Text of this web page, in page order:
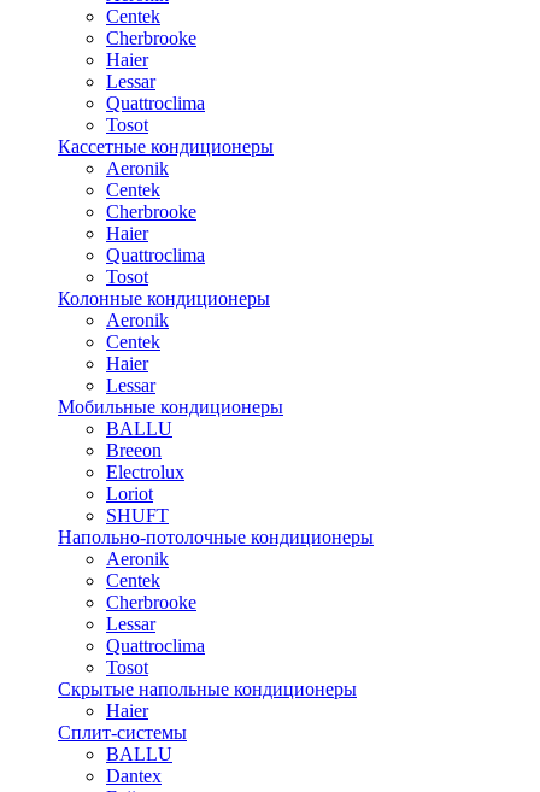
Centek
Cherbrooke
Haier
Lessar
Quattroclima
Tosot
Кассетные кондиционеры
Aeronik
Centek
Cherbrooke
Haier
Quattroclima
Tosot
Колонные кондиционеры
Aeronik
Centek
Haier
Lessar
Мобильные кондиционеры
BALLU
Breeon
Electrolux
Loriot
SHUFT
Напольно-потолочные кондиционеры
Aeronik
Centek
Cherbrooke
Lessar
Quattroclima
Tosot
Скрытые напольные кондиционеры
Haier
Сплит-системы
BALLU
Dantex